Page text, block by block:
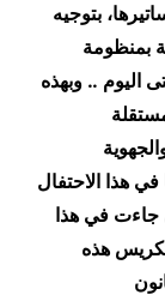
بتوجيه
بمنظومة
اليوم .. وبهذه
في هذا الاحتفال
جاءت في هذا
هذه